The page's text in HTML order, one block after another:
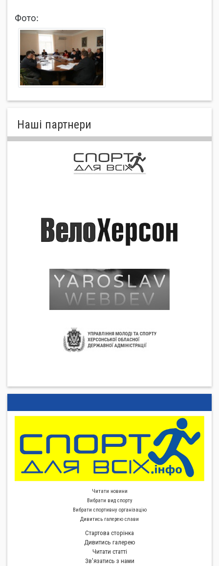
Фото:
Нашi партнери
Читати новини
Вибрати вид спорту
Вибрати спортивну органiзацiю
Дивитись галерею слави
Стартова сторiнка
Дивитись галерею
Читати статті
Зв'язатись з нами